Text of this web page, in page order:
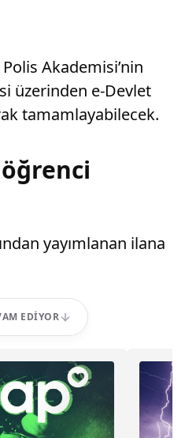
Akademisi’nin
üzerinden e-Devlet
tamamlayabilecek.
öğrenci
yayımlanan ilana
EDIYOR